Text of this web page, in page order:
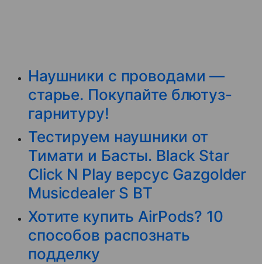
Наушники с проводами —
старье. Покупайте блютуз-
гарнитуру!
Тестируем наушники от
Тимати и Басты. Black Star
Click N Play версус Gazgolder
Musicdealer S BT
Хотите купить AirPods? 10
способов распознать
подделку